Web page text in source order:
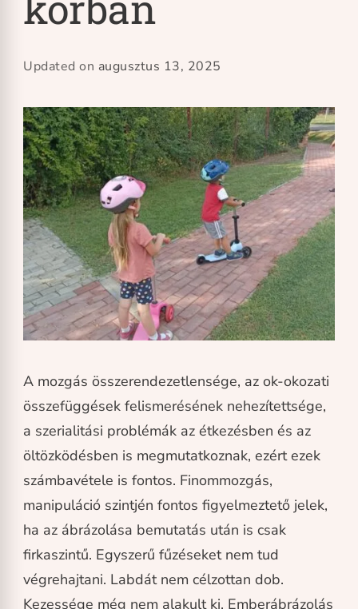
Updated on augusztus 13, 2025
A mozgás összerendezetlensége, az ok-okozati
összefüggések felismerésének nehezítettsége,
a szerialitási problémák az étkezésben és az
öltözködésben is megmutatkoznak, ezért ezek
számbavétele is fontos. Finommozgás,
manipuláció szintjén fontos figyelmeztető jelek,
ha az ábrázolása bemutatás után is csak
firkaszintű. Egyszerű fűzéseket nem tud
végrehajtani. Labdát nem célzottan dob.
Kezessége még nem alakult ki. Emberábrázolás